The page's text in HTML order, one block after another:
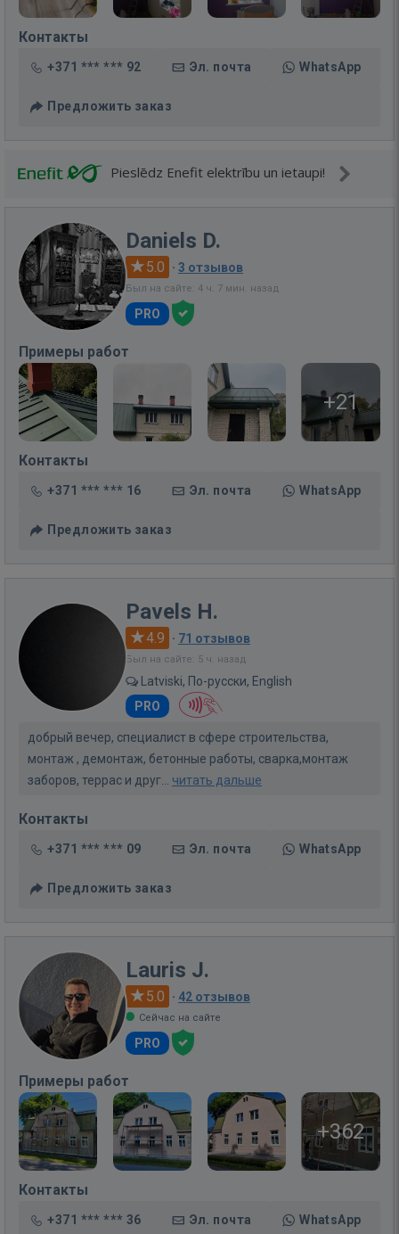
Контакты
+371 *** *** 92 Эл. почта WhatsApp
Предложить заказ
Pieslēdz Enefit elektrību un ietaupi!
Daniels D.
5.0 · 3 отзывов
Был на сайте: 4 ч. 7 мин. назад
PRO
Примеры работ
+21
Контакты
+371 *** *** 16 Эл. почта WhatsApp
Предложить заказ
Pavels H.
4.9 · 71 отзывов
Был на сайте: 5 ч. назад
Latviski, По-русски, English
PRO
добрый вечер, специалист в сфере строительства,
монтаж , демонтаж, бетонные работы, сварка,монтаж
заборов, террас и друг... читать дальше
Контакты
+371 *** *** 09 Эл. почта WhatsApp
Предложить заказ
Lauris J.
5.0 · 42 отзывов
Сейчас на сайте
PRO
Примеры работ
+362
Контакты
+371 *** *** 36 Эл. почта WhatsApp